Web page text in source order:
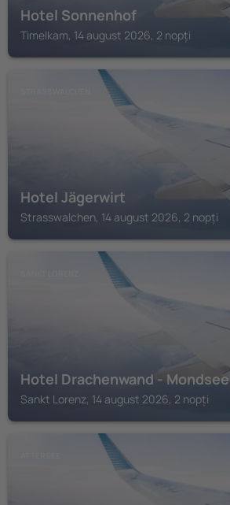
Hotel Sonnenhof
Timelkam, 14 august 2026, 2 nopți
Hotel Jägerwirt
Strasswalchen, 14 august 2026, 2 nopți
Hotel Drachenwand - Mondsee
Sankt Lorenz, 14 august 2026, 2 nopți